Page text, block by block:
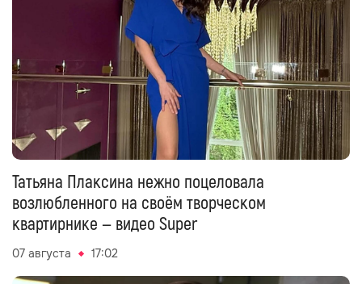
Татьяна Плаксина нежно поцеловала
возлюбленного на своём творческом
квартирнике — видео Super
07 августа 17:02